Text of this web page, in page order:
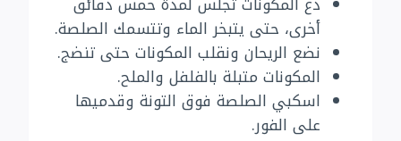
أخرى، حتى يتبخر الماء وتتسمك الصلصة.
نضع الريحان ونقلب المكونات حتى تنضج.
المكونات متبلة بالفلفل والملح.
اسكبي الصلصة فوق التونة وقدميها
على الفور.